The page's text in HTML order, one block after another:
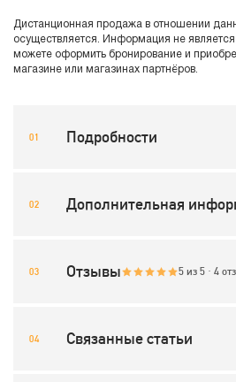
Дистанционная продажа в отношении
осуществляется. Информация не
можете оформить бронирование и
магазине или магазинах партнёров.
Подробности
Дополнительная
Отзывы 5 из 5 · 4
Связанные статьи